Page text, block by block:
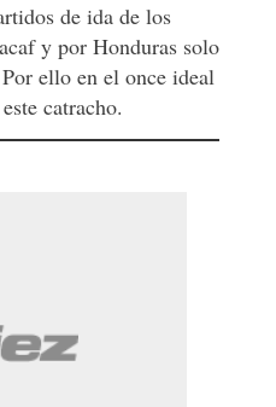
de ida de los
y por Honduras solo
ello en el once ideal
catracho.